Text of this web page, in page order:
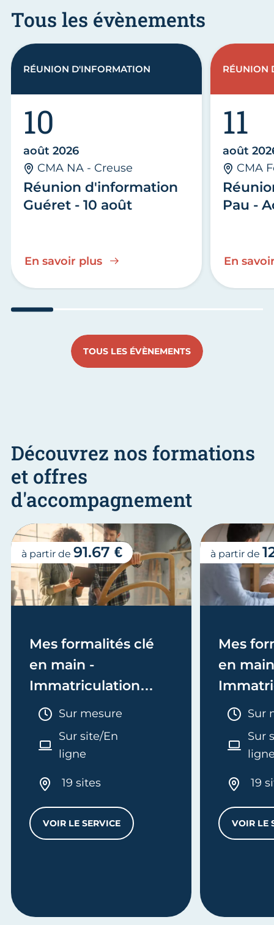
Tous les évènements
Réunion d'information
Guéret - 10 août
10
août 2026
CMA NA - Creuse
En savoir plus
RÉUNION D'INFORMATION
Pau -
11
août
CMA
En
RÉUNION
TOUS LES ÉVÈNEMENTS
Découvrez nos formations
et offres
d'accompagnement
Mes formalités clé
en main -
Immatriculation
(EI/Micro-entreprise
ou réel)
Durée :
Sur mesure
Sur site/En
ligne
19 sites
VOIR LE SERVICEMES FORMALITÉS CLÉ EN MAIN -
à partir de 91.67 €
Mes
en
Sur
Sur
19
VOIR LE
à partir de